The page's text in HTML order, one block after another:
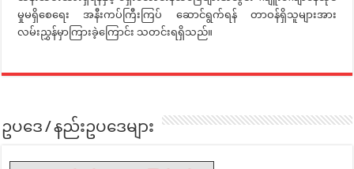
မှုမရှိစေရေး အနီးကပ်ကြီးကြပ် ဆောင်ရွက်ရန် တာဝန်ရှိသူများအား
လမ်းညွှန်မှာကြားခဲ့ကြောင်း သတင်းရရှိသည်။
ဥပဒေ / နည်းဥပဒေများ